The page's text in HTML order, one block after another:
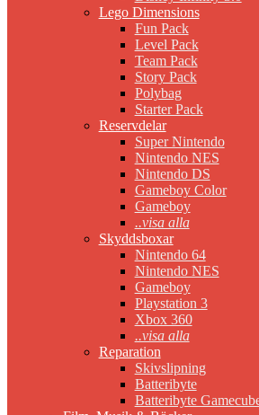
Lego Dimensions
Fun Pack
Level Pack
Team Pack
Story Pack
Polybag
Starter Pack
Reservdelar
Super Nintendo
Nintendo NES
Nintendo DS
Gameboy Color
Gameboy
..visa alla
Skyddsboxar
Nintendo 64
Nintendo NES
Gameboy
Playstation 3
Xbox 360
..visa alla
Reparation
Skivslipning
Batteribyte
Batteribyte